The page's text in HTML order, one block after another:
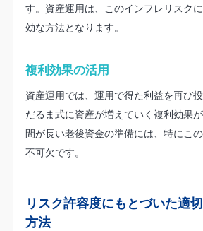
す。資産運用は、このインフレリスク
効な方法となります。
複利効果の活用
資産運用では、運用で得た利益を再び
だるま式に資産が増えていく複利効果
間が長い老後資金の準備には、特にこ
不可欠です。
リスク許容度にもとづいた適
方法